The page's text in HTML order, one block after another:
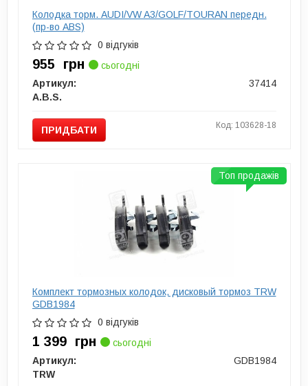
Колодка торм. AUDI/VW A3/GOLF/TOURAN передн.
(пр-во ABS)
0 відгуків
955 грн
сьогодні
Артикул:
37414
A.B.S.
ПРИДБАТИ Код: 103628-18
Комплект тормозных колодок, дисковый тормоз TRW
GDB1984
0 відгуків
1 399 грн
сьогодні
Артикул:
GDB1984
TRW
Топ продажів